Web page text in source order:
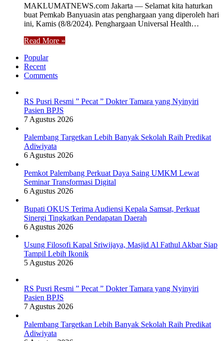
MAKLUMATNEWS.com Jakarta — Selamat kita haturkan
buat Pemkab Banyuasin atas penghargaan yang diperoleh hari
ini, Kamis (8/8/2024). Penghargaan Universal Health…
Read More »
Popular
Recent
Comments
RS Pusri Resmi ” Pecat ” Dokter Tamara yang Nyinyiri
Pasien BPJS
7 Agustus 2026
Palembang Targetkan Lebih Banyak Sekolah Raih Predikat
Adiwiyata
6 Agustus 2026
Pemkot Palembang Perkuat Daya Saing UMKM Lewat
Seminar Transformasi Digital
6 Agustus 2026
Bupati OKUS Terima Audiensi Kepala Samsat, Perkuat
Sinergi Tingkatkan Pendapatan Daerah
6 Agustus 2026
Usung Filosofi Kapal Sriwijaya, Masjid Al Fathul Akbar Siap
Tampil Lebih Ikonik
5 Agustus 2026
RS Pusri Resmi ” Pecat ” Dokter Tamara yang Nyinyiri
Pasien BPJS
7 Agustus 2026
Palembang Targetkan Lebih Banyak Sekolah Raih Predikat
Adiwiyata